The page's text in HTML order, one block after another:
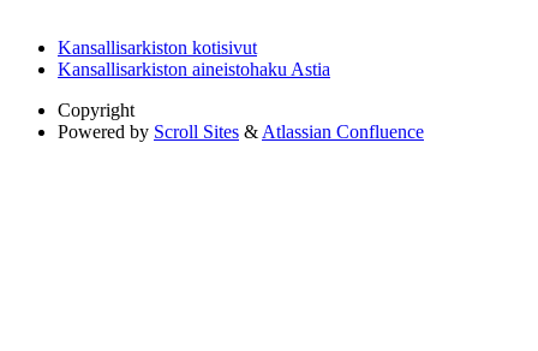
Kansallisarkiston kotisivut
Kansallisarkiston aineistohaku Astia
Copyright
Powered by Scroll Sites & Atlassian Confluence